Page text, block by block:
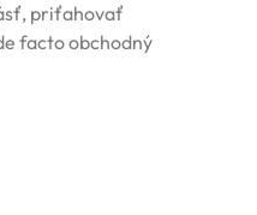
priťahovať
facto obchodný